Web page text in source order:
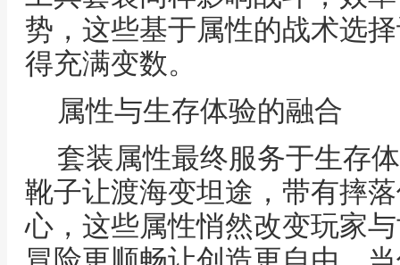
势，这些基于属性的战术选
得充满变数。
属性与生存体验的融合
套装属性最终服务于生存
靴子让渡海变坦途，带有摔
心，这些属性悄然改变玩家